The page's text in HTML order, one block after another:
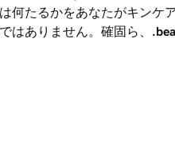
何たるかをあなたが
はありません。確固
キンケ
ら、